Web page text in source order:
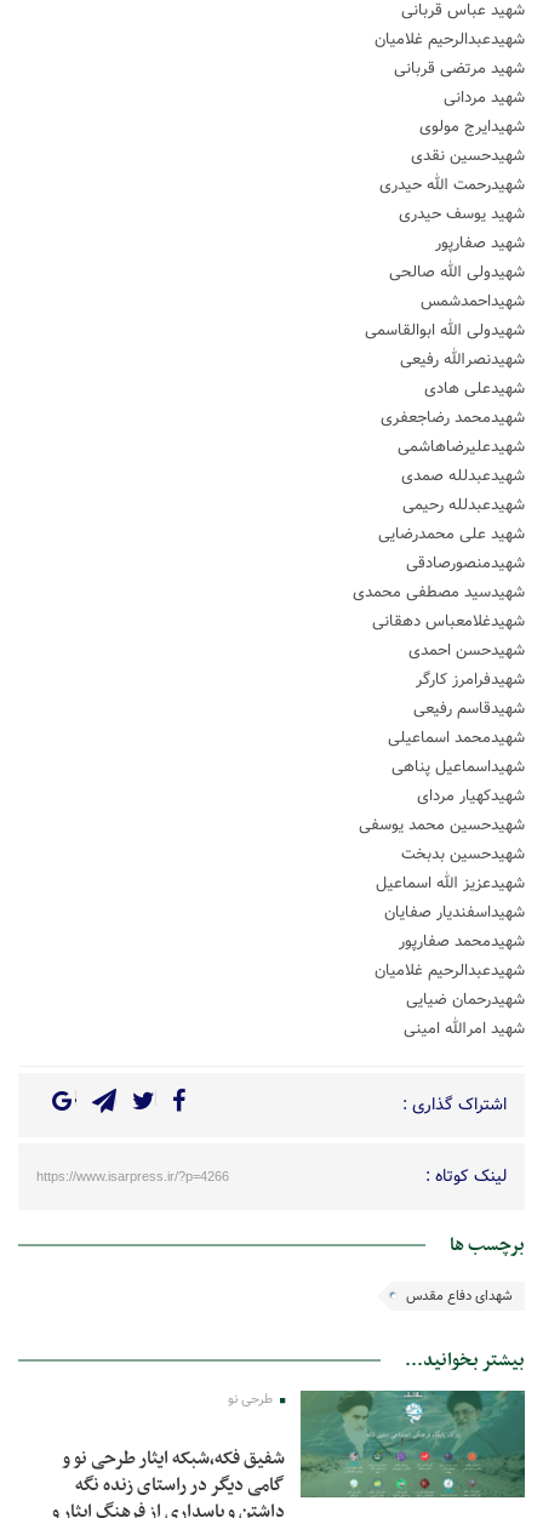
شهید عباس قربانی
شهیدعبدالرحیم غلامیان
شهید مرتضی قربانی
شهید مردانی
شهیدایرج مولوی
شهیدحسین نقدی
شهیدرحمت الله حیدری
شهید یوسف حیدری
شهید صفارپور
شهیدولی الله صالحی
شهیداحمدشمس
شهیدولی الله ابوالقاسمی
شهیدنصرالله رفیعی
شهیدعلی هادی
شهیدمحمد رضاجعفری
شهیدعلیرضاهاشمی
شهیدعبدلله صمدی
شهیدعبدلله رحیمی
شهید علی محمدرضایی
شهیدمنصورصادقی
شهیدسید مصطفی محمدی
شهیدغلامعباس دهقانی
شهیدحسن احمدی
شهیدفرامرز کارگر
شهیدقاسم رفیعی
شهیدمحمد اسماعیلی
شهیداسماعیل پناهی
شهیدکهیار مردای
شهیدحسین محمد یوسفی
شهیدحسین بدبخت
شهیدعزیز الله اسماعیل
شهیداسفندیار صفایان
شهیدمحمد صفارپور
شهیدعبدالرحیم غلامیان
شهیدرحمان ضیایی
شهید امرالله امینی
اشتراک گذاری :
لینک کوتاه : https://www.isarpress.ir/?p=4266
برچسب ها
شهدای دفاع مقدس
بیشتر بخوانید...
طرحی نو
شفیق فکه،شبکه ایثار طرحی نو و
گامی دیگر در راستای زنده نگه